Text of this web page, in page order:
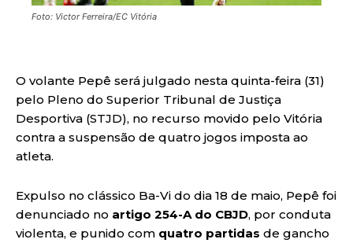
Foto: Victor Ferreira/EC Vitória
O volante Pepê será julgado nesta quinta-feira (31)
pelo Pleno do Superior Tribunal de Justiça
Desportiva (STJD), no recurso movido pelo Vitória
contra a suspensão de quatro jogos imposta ao
atleta.
Expulso no clássico Ba-Vi do dia 18 de maio, Pepê foi
denunciado no artigo 254-A do CBJD, por conduta
violenta, e punido com quatro partidas de gancho